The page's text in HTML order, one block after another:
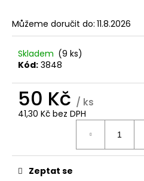
Můžeme doručit do: 11.8.2026
Skladem (9 ks)
Kód: 3848
50 Kč / ks
41,30 Kč bez DPH
Zeptat se
a
j
HLEDAT